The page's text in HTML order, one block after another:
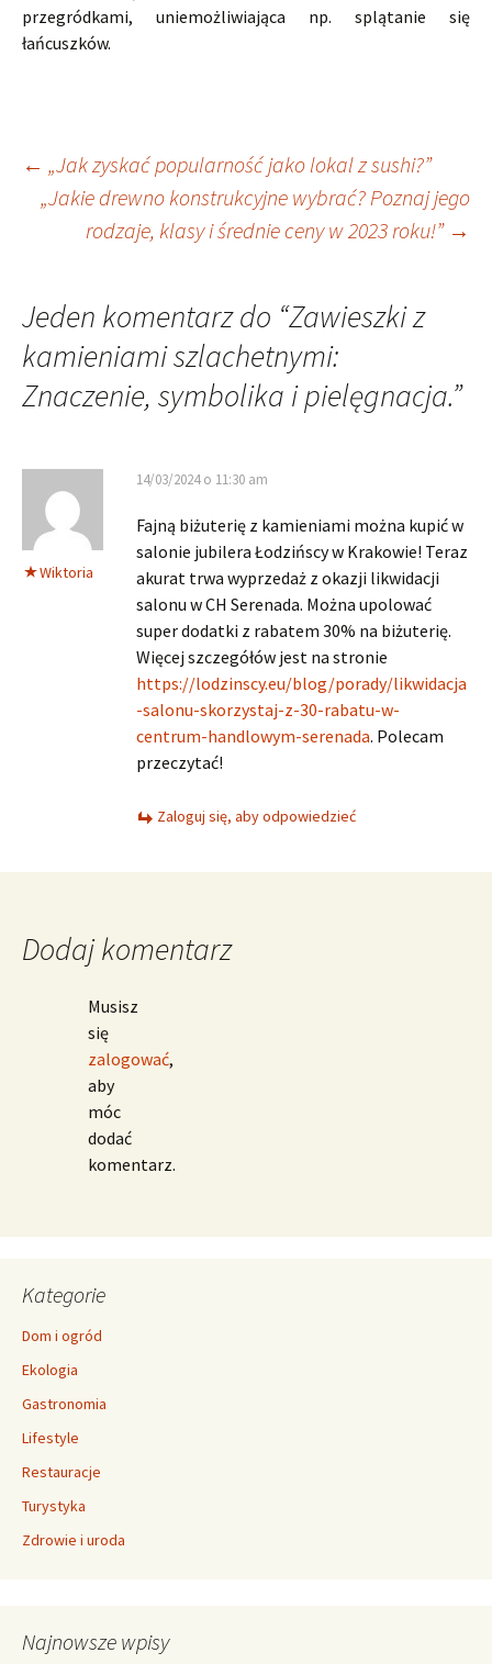
przegródkami, uniemożliwiająca np. splątanie się
łańcuszków.
Nawigacja
wpisu
← „Jak zyskać popularność jako lokal z sushi?”
„Jakie drewno konstrukcyjne wybrać? Poznaj jego
rodzaje, klasy i średnie ceny w 2023 roku!” →
Jeden komentarz do “Zawieszki z
kamieniami szlachetnymi:
Znaczenie, symbolika i pielęgnacja.”
Wiktoria
14/03/2024 o 11:30 am
Fajną biżuterię z kamieniami można kupić w
salonie jubilera Łodzińscy w Krakowie! Teraz
akurat trwa wyprzedaż z okazji likwidacji
salonu w CH Serenada. Można upolować
super dodatki z rabatem 30% na biżuterię.
Więcej szczegółów jest na stronie
https://lodzinscy.eu/blog/porady/likwidacja
-salonu-skorzystaj-z-30-rabatu-w-
centrum-handlowym-serenada. Polecam
przeczytać!
Zaloguj się, aby odpowiedzieć
Dodaj komentarz
Musisz
się
zalogować,
aby
móc
dodać
komentarz.
Kategorie
Dom i ogród
Ekologia
Gastronomia
Lifestyle
Restauracje
Turystyka
Zdrowie i uroda
Najnowsze wpisy